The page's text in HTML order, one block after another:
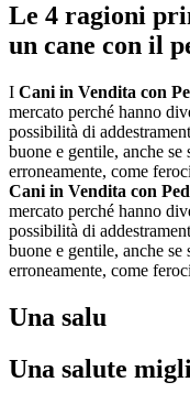
Le 4 ragioni
un cane con il
I Cani in Vendita con
mercato perché hanno
possibilità di
buone e gentile, anche se
erroneamente, come
Cani in Vendita con
mercato perché hanno
possibilità di
buone e gentile, anche se
erroneamente, come
Una salu
Una salute